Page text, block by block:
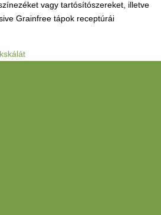
vagy tartósítószereket, illetve
Grainfree tápok receptúrái